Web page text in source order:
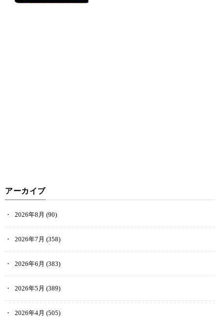
アーカイブ
2026年8月 (90)
2026年7月 (358)
2026年6月 (383)
2026年5月 (389)
2026年4月 (505)